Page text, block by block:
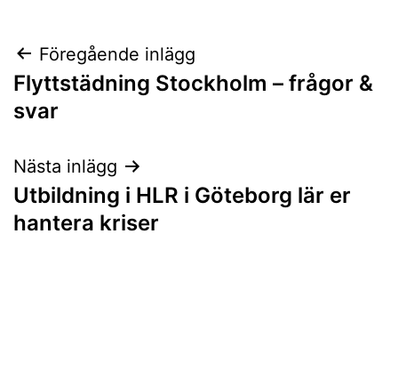
Inläggsnavigering
Föregående inlägg
Flyttstädning Stockholm – frågor &
svar
Nästa inlägg
Utbildning i HLR i Göteborg lär er
hantera kriser